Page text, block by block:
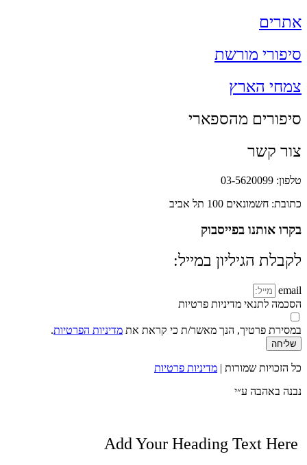
אתרים
סיפורי מורשת
צמחי הארץ
סיפורים מהספארי
צור קשר
טלפון: 03-5620099
כתובת: חשמונאים 100 תל אביב
בקרו אותנו בפייסבוק
לקבלת הגיליון במייל:
email
הסכמה לתנאי מדיניות פרטיות
במסירת פרטיך, הנך מאשר/ת כי קראת את מדיניות הפרטיות.
שליחה
כל הזכויות שמורות | מדיניות פרטיות
נבנה באהבה ע״י
Add Your Heading Text Here